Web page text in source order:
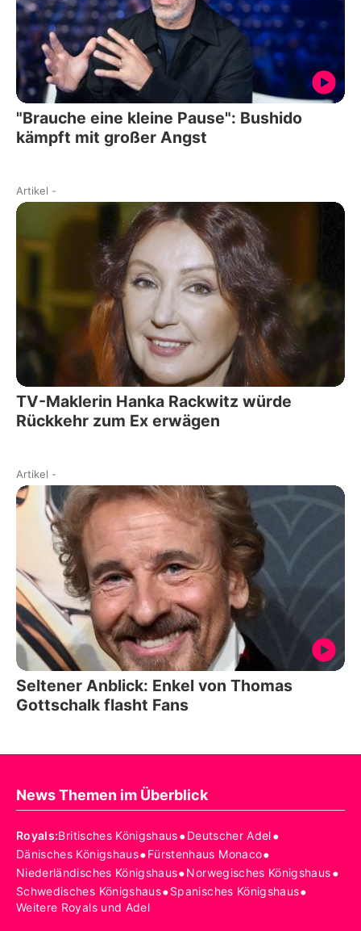
"Brauche eine kleine Pause": Bushido
kämpft mit großer Angst
Artikel -
TV-Maklerin Hanka Rackwitz würde
Rückkehr zum Ex erwägen
Artikel -
Seltener Anblick: Enkel von Thomas
Gottschalk flasht Fans
News Themen im Überblick
Royals:Britisches Königshaus•Deutscher Adel•
Dänisches Königshaus•Fürstenhaus Monaco•
Niederländisches Königshaus•Norwegisches Königshaus•
Schwedisches Königshaus•Spanisches Königshaus•
Weitere Royals und Adel